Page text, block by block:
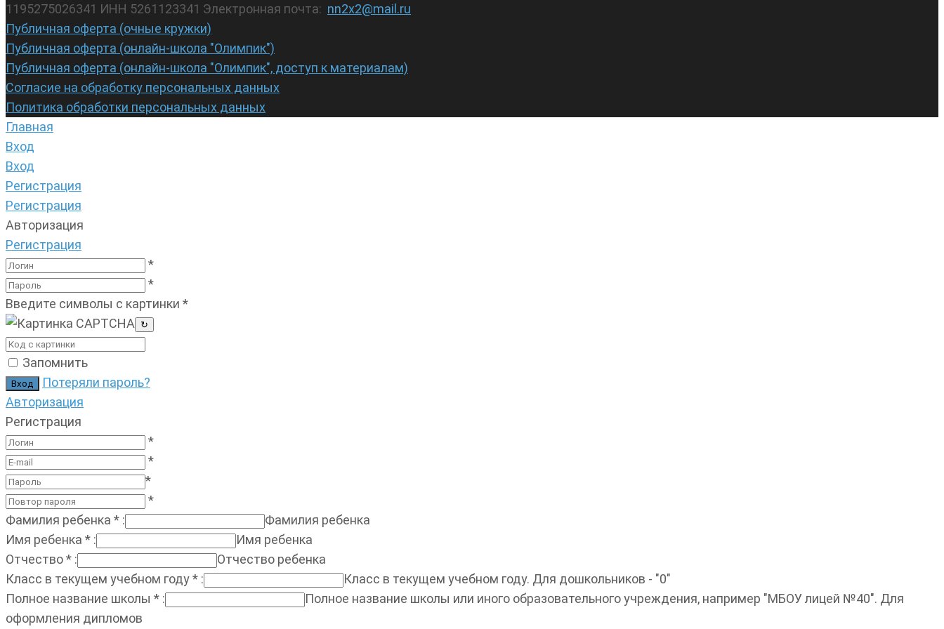
1195275026341 ИНН 5261123341 Электронная почта: nn2x2@mail.ru
Публичная оферта (очные кружки)
Публичная оферта (онлайн-школа "Олимпик")
Публичная оферта (онлайн-школа "Олимпик", доступ к материалам)
Согласие на обработку персональных данных
Политика обработки персональных данных
Главная
Вход
Вход
Регистрация
Регистрация
Авторизация
Регистрация
*
*
Введите символы с картинки *
↻
Запомнить
Потеряли пароль?
Авторизация
Регистрация
*
*
*
*
Фамилия ребенка * :
Фамилия ребенка
Имя ребенка * :
Имя ребенка
Отчество* :
Отчество ребенка
Класс в текущем учебном году* :
Класс в текущем учебном году. Для дошкольников - "0"
Полное название школы * :
Полное название школы или иного образовательного учреждения, например "МБОУ лицей №40". Для
оформления дипломов